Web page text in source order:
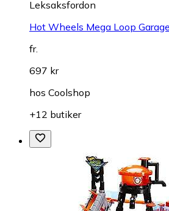
Leksaksfordon
Hot Wheels Mega Loop
fr.
697 kr
hos Coolshop
+12 butiker